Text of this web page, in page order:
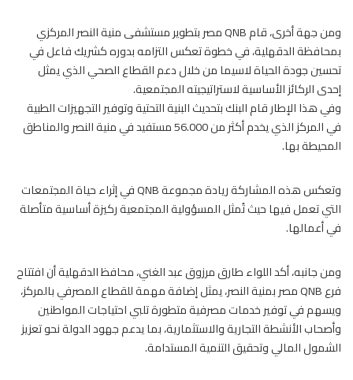
ومن جهة أخرى، قام QNB مصر بتطوير مستشفى منية النصر المركزي
بمحافظة الدقهلية، في خطوة تعكس التزامه بدوره كشريك فاعل في
تحسين جودة الحياة لاسيما من خلال دعم القطاع الصحي الذي يمثل
إحدى الركائز الأساسية لاستراتيجيته المجتمعية.
وفي هذا الإطار قام البنك بتحديث البنية التحتية وتوفير التجهيزات الطبية
في المركز الذي يخدم أكثر من 56.000 مستفيد في منية النصر والمناطق
المحيطة بها.
وتعكس هذه المشاركة ريادة مجموعة QNB في إثراء حياة المجتمعات
التي تعمل فيها حيث تُمثل المسؤولية المجتمعية ركيزة أساسية متأصلة
في أعمالها.
ومن جانبه، أكد اللواء طارق مرزوق عبد الغني، محافظ الدقهلية أن افتتاح
فرع QNB مصر بمنية النصر، يمثل إضافة مهمة للقطاع المصرفي بالمركز،
ويسهم في توفير خدمات مصرفية متطورة تلبي احتياجات المواطنين
وأصحاب الأنشطة التجارية والاستثمارية، بما يدعم جهود الدولة نحو تعزيز
الشمول المالي وتحقيق التنمية المستدامة.